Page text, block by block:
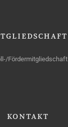
Fördermitgliedschaft
KONTAKT